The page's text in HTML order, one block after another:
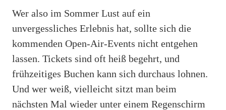
Wer also im Sommer Lust auf ein
unvergessliches Erlebnis hat, sollte sich die
kommenden Open-Air-Events nicht entgehen
lassen. Tickets sind oft heiß begehrt, und
frühzeitiges Buchen kann sich durchaus lohnen.
Und wer weiß, vielleicht sitzt man beim
nächsten Mal wieder unter einem Regenschirm